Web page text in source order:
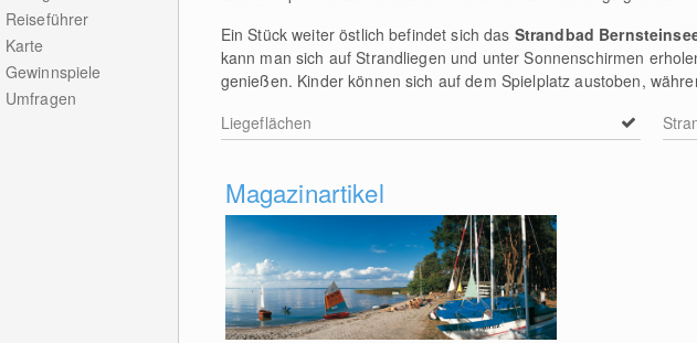
Reiseführer
Karte
Gewinnspiele
Umfragen
Ein Stück weiter östlich befindet sich das Strandbad
kann man sich auf Strandliegen und unter Sonnenschirmen
genießen. Kinder können sich auf dem Spielplatz austoben,
Liegeflächen
Magazinartikel